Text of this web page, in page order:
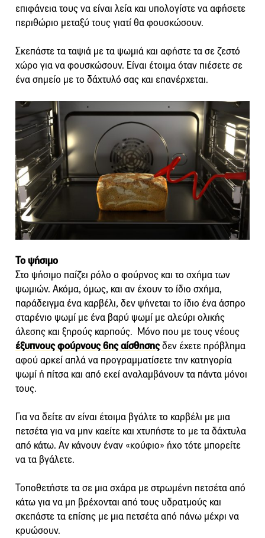
επιφάνεια τους να είναι λεία και υπολογίστε να αφήσετε
περιθώριο μεταξύ τους γιατί θα φουσκώσουν.
Σκεπάστε τα ταψιά με τα ψωμιά και αφήστε τα σε ζεστό
χώρο για να φουσκώσουν. Είναι έτοιμα όταν πιέσετε σε
ένα σημείο με το δάχτυλό σας και επανέρχεται.
Το ψήσιμο
Στο ψήσιμο παίζει ρόλο ο φούρνος και το σχήμα των
ψωμιών. Ακόμα, όμως, και αν έχουν το ίδιο σχήμα,
παράδειγμα ένα καρβέλι, δεν ψήνεται το ίδιο ένα άσπρο
σταρένιο ψωμί με ένα βαρύ ψωμί με αλεύρι ολικής
άλεσης και ξηρούς καρπούς. Μόνο που με τους νέους
έξυπνους φούρνους 6ης αίσθησηςδεν έχετε πρόβλημα
αφού αρκεί απλά να προγραμματίσετε την κατηγορία
ψωμί ή πίτσα και από εκεί αναλαμβάνουν τα πάντα μόνοι
τους.
Για να δείτε αν είναι έτοιμα βγάλτε το καρβέλι με μια
πετσέτα για να μην καείτε και χτυπήστε το με τα δάχτυλα
από κάτω. Αν κάνουν έναν «κούφιο» ήχο τότε μπορείτε
να τα βγάλετε.
Τοποθετήστε τα σε μια σχάρα με στρωμένη πετσέτα από
κάτω για να μη βρέχονται από τους υδρατμούς και
σκεπάστε τα επίσης με μια πετσέτα από πάνω μέχρι να
κρυώσουν.